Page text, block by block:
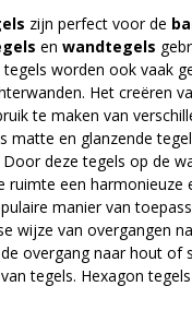
zijn perfect voor de
en wandtegels
worden ook vaak
Het creëren
te maken van
matte en glanzende
deze tegels op de
ruimte een harmonieuze
manier van
wijze van overgangen
overgang naar hout of
tegels. Hexagon